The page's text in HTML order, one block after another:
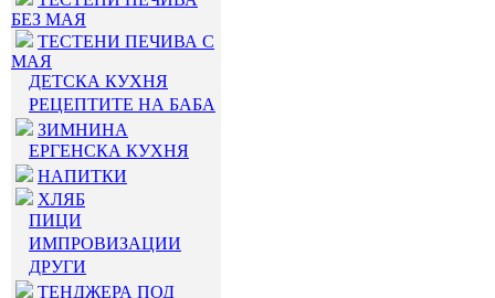
БЕЗ МАЯ
ТЕСТЕНИ ПЕЧИВА С
МАЯ
ДЕТСКА КУХНЯ
РЕЦЕПТИТЕ НА БАБА
ЗИМНИНА
ЕРГЕНСКА КУХНЯ
НАПИТКИ
ХЛЯБ
ПИЦИ
ИМПРОВИЗАЦИИ
ДРУГИ
ТЕНДЖЕРА ПОД